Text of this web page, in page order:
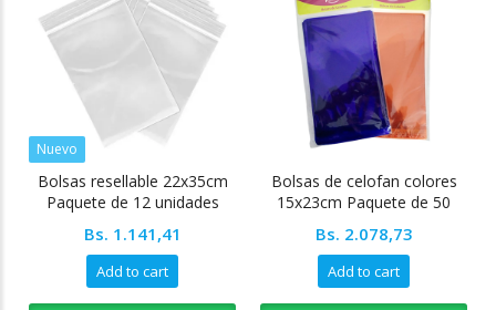
Nuevo
Bolsas resellable 22x35cm
Paquete de 12 unidades
Bs. 1.141,41
Add to cart
Bolsas de celofan colores
15x23cm Paquete de 50
Bs. 2.078,73
Add to cart